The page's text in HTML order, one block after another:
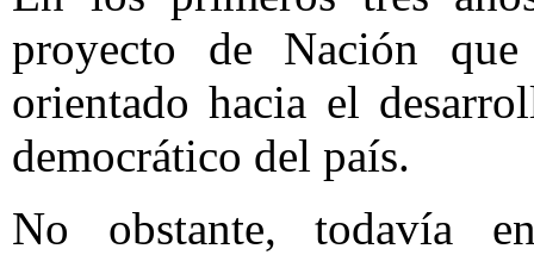
proyecto de Nación
orientado hacia el
democrático del país.
No obstante, todavía